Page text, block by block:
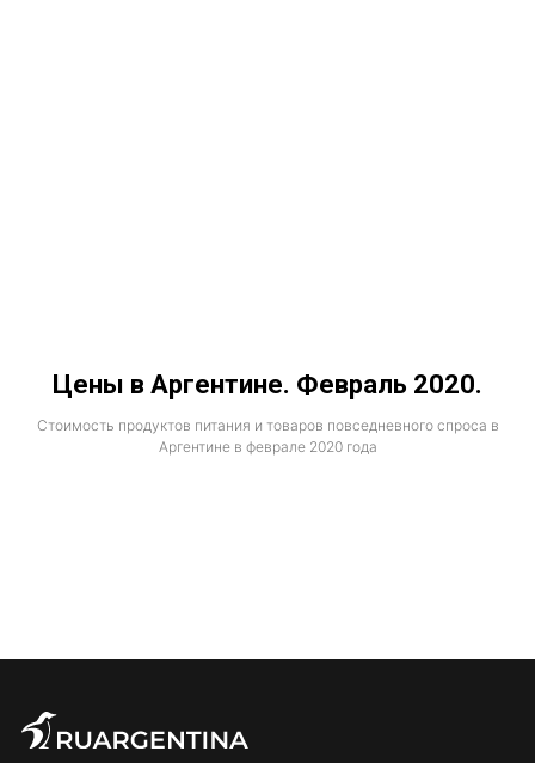
Цены в Аргентине. Февраль 2020.
Стоимость продуктов питания и товаров повседневного спроса в
Аргентине в феврале 2020 года